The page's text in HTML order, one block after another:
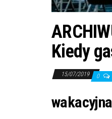
Kiedy
15/07/2019 0